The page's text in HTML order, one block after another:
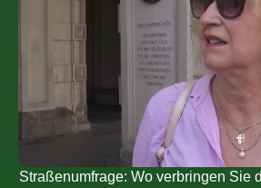
Straßenumfrage: Wo verbringen Sie